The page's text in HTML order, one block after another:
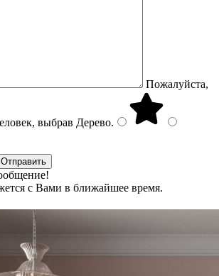
Пожалуйста,
выбрав Дерево.
с Вами в ближайшее время.